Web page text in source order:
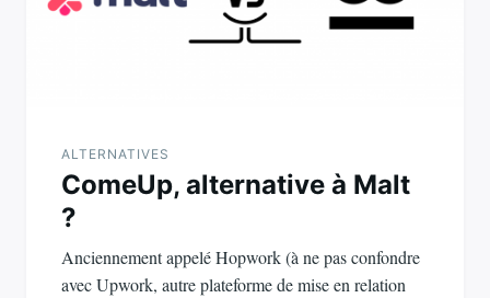
ALTERNATIVES
ComeUp, alternative à Malt
?
Anciennement appelé Hopwork (à ne pas confondre
avec Upwork, autre plateforme de mise en relation